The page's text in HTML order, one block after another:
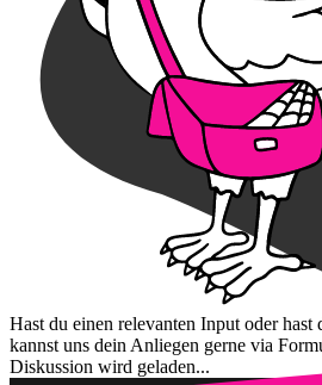
Hast du einen relevanten Input oder
kannst uns dein Anliegen gerne via
Diskussion wird geladen...